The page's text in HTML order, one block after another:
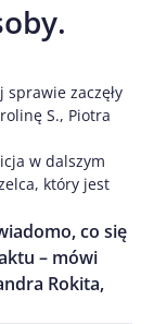
zaczęły
S., Piotra
w dalszym
który jest
co się
– mówi
Rokita,